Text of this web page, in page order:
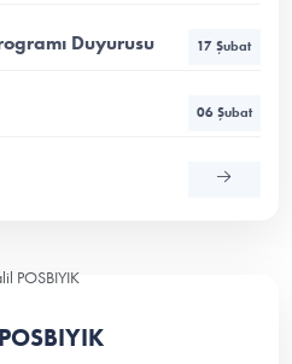
Duyurusu 17 Şubat
06 Şubat